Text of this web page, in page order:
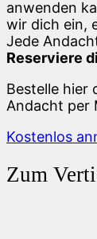
anwenden
wir dich ein,
Jede
Reserviere
Bestelle hier
Andacht per
Kostenlos
Zum